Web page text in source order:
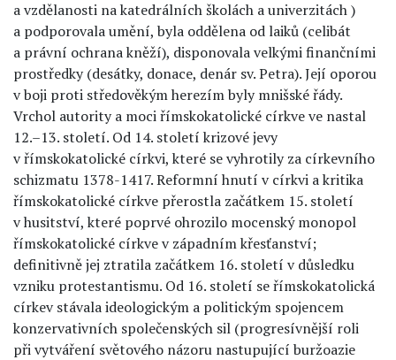
a vzdělanosti na katedrálních školách a univerzitách )
a podporovala umění, byla oddělena od laiků (celibát
a právní ochrana kněží), disponovala velkými finančními
prostředky (desátky, donace, denár sv. Petra). Její oporou
v boji proti středověkým herezím byly mnišské řády.
Vrchol autority a moci římskokatolické církve ve nastal
12.–13. století. Od 14. století krizové jevy
v římskokatolické církvi, které se vyhrotily za církevního
schizmatu 1378-1417. Reformní hnutí v církvi a kritika
římskokatolické církve přerostla začátkem 15. století
v husitství, které poprvé ohrozilo mocenský monopol
římskokatolické církve v západním křesťanství;
definitivně jej ztratila začátkem 16. století v důsledku
vzniku protestantismu. Od 16. století se římskokatolická
církev stávala ideologickým a politickým spojencem
konzervativních společenských sil (progresívnější roli
při vytváření světového názoru nastupující buržoazie